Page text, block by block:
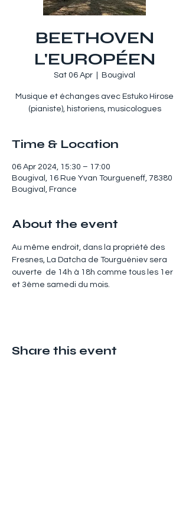
BEETHOVEN
L'EUROPÉEN
Sat 06 Apr Bougival
Musique et échanges avec Estuko Hirose
(pianiste), historiens, musicologues
Time & Location
06 Apr 2024, 15:30 – 17:00
Bougival, 16 Rue Yvan Tourgueneff, 78380
Bougival, France
About the event
Au même endroit, dans la propriété des
Fresnes, La Datcha de Tourguéniev sera
ouverte  de 14h à 18h comme tous les 1er
et 3ème samedi du mois.
Share this event